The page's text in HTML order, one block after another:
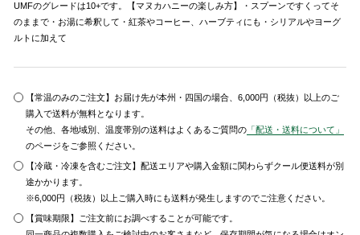
UMFのグレードは10+です。【マヌカハニーの楽しみ方】・スプーンですくってそ
のままで・お湯に希釈して・紅茶やコーヒー、ハーブティにも・シリアルやヨーグ
ルトに加えて
【常温のみのご注文】お届け先が本州・四国の場合、6,000円（税抜）以上のご
購入で送料が無料となります。
その他、各地域別、温度帯別の送料はよくあるご質問の 「配送・送料について」
のページをご参照ください。
【冷蔵・冷凍を含むご注文】配送エリアや購入金額に関わらずクール便送料が別
途かかります。
※6,000円（税抜）以上ご購入時にも送料が発生しますのでご注意ください。
【賞味期限】ご注文前にお調べすることが可能です。